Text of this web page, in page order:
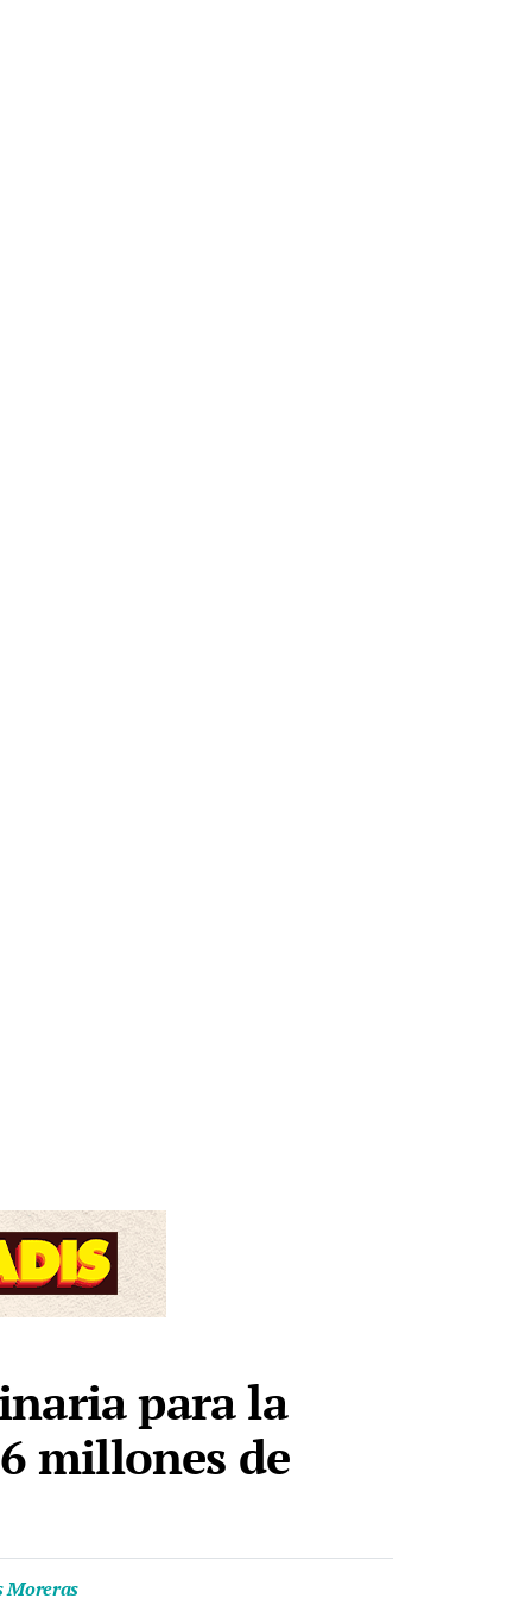
para la
millones de
Moreras